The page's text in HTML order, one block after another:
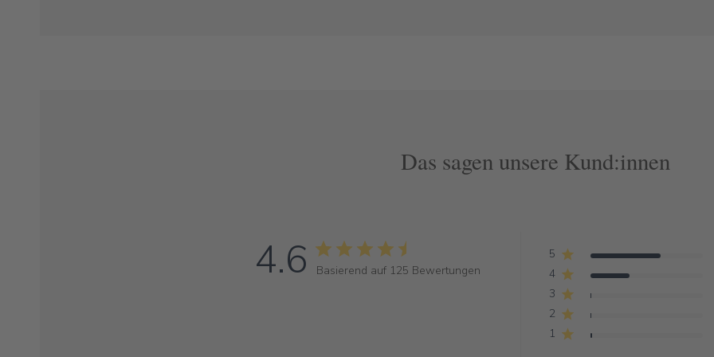
Das sagen unsere Kund:innen
4.6 Basierend auf 125 Bewertungen
5
4
3
2
1